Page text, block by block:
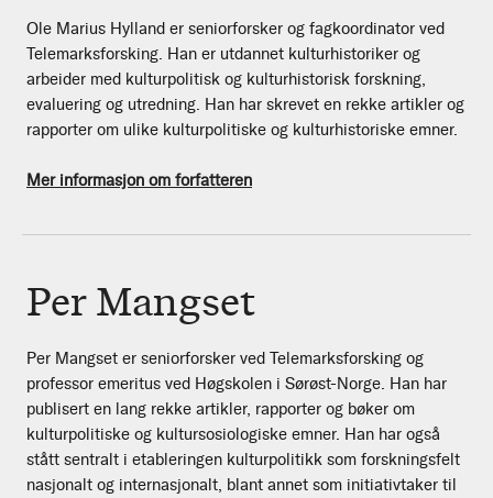
Ole Marius Hylland er seniorforsker og fagkoordinator ved
Telemarksforsking. Han er utdannet kulturhistoriker og
arbeider med kulturpolitisk og kulturhistorisk forskning,
evaluering og utredning. Han har skrevet en rekke artikler og
rapporter om ulike kulturpolitiske og kulturhistoriske emner.
Mer informasjon om forfatteren
Per Mangset
Per Mangset er seniorforsker ved Telemarksforsking og
professor emeritus ved Høgskolen i Sørøst-Norge. Han har
publisert en lang rekke artikler, rapporter og bøker om
kulturpolitiske og kultursosiologiske emner. Han har også
stått sentralt i etableringen kulturpolitikk som forskningsfelt
nasjonalt og internasjonalt, blant annet som initiativtaker til